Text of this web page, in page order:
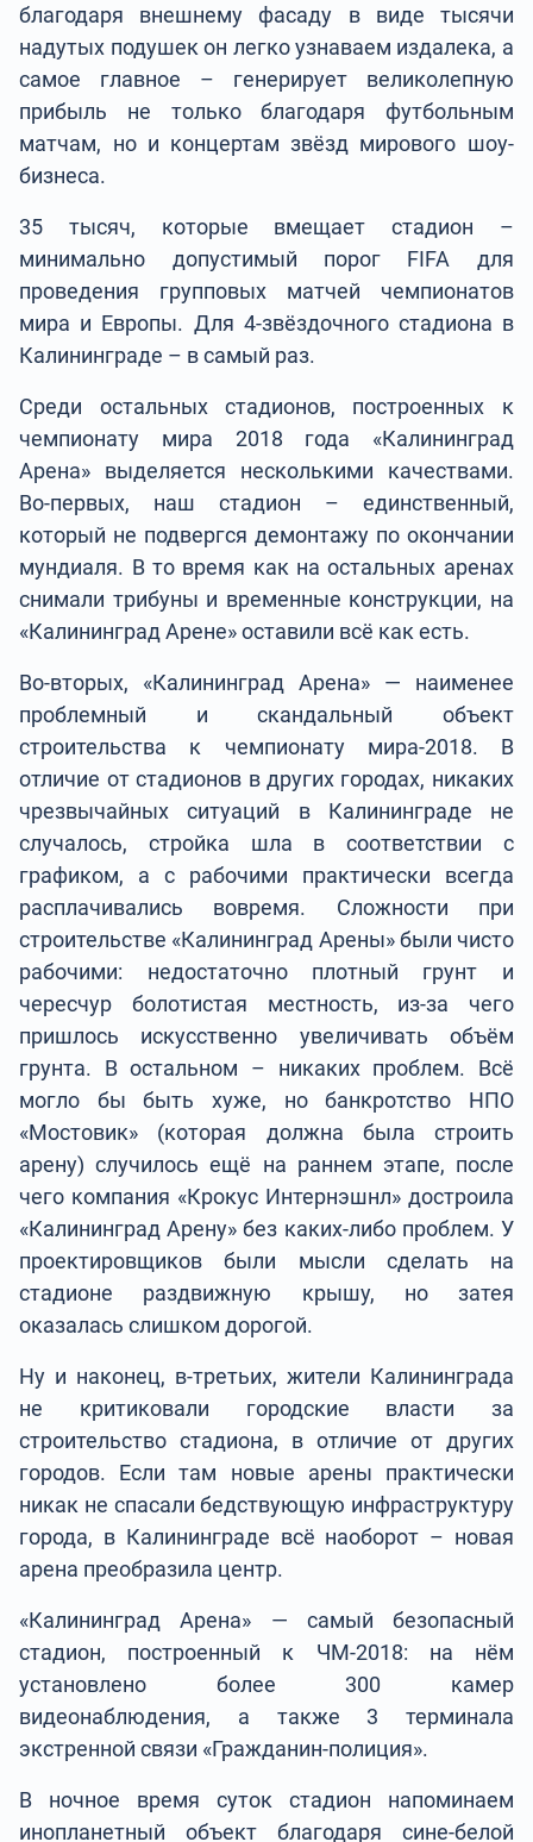
благодаря внешнему фасаду в виде тысячи
надутых подушек он легко узнаваем издалека, а
самое главное – генерирует великолепную
прибыль не только благодаря футбольным
матчам, но и концертам звёзд мирового шоу-
бизнеса.
35 тысяч, которые вмещает стадион –
минимально допустимый порог FIFA для
проведения групповых матчей чемпионатов
мира и Европы. Для 4-звёздочного стадиона в
Калининграде – в самый раз.
Среди остальных стадионов, построенных к
чемпионату мира 2018 года «Калининград
Арена» выделяется несколькими качествами.
Во-первых, наш стадион – единственный,
который не подвергся демонтажу по окончании
мундиаля. В то время как на остальных аренах
снимали трибуны и временные конструкции, на
«Калининград Арене» оставили всё как есть.
Во-вторых, «Калининград Арена» — наименее
проблемный и скандальный объект
строительства к чемпионату мира-2018. В
отличие от стадионов в других городах, никаких
чрезвычайных ситуаций в Калининграде не
случалось, стройка шла в соответствии с
графиком, а с рабочими практически всегда
расплачивались вовремя. Сложности при
строительстве «Калининград Арены» были чисто
рабочими: недостаточно плотный грунт и
чересчур болотистая местность, из-за чего
пришлось искусственно увеличивать объём
грунта. В остальном – никаких проблем. Всё
могло бы быть хуже, но банкротство НПО
«Мостовик» (которая должна была строить
арену) случилось ещё на раннем этапе, после
чего компания «Крокус Интернэшнл» достроила
«Калининград Арену» без каких-либо проблем. У
проектировщиков были мысли сделать на
стадионе раздвижную крышу, но затея
оказалась слишком дорогой.
Ну и наконец, в-третьих, жители Калининграда
не критиковали городские власти за
строительство стадиона, в отличие от других
городов. Если там новые арены практически
никак не спасали бедствующую инфраструктуру
города, в Калининграде всё наоборот – новая
арена преобразила центр.
«Калининград Арена» — самый безопасный
стадион, построенный к ЧМ-2018: на нём
установлено более 300 камер
видеонаблюдения, а также 3 терминала
экстренной связи «Гражданин-полиция».
В ночное время суток стадион напоминаем
инопланетный объект благодаря сине-белой